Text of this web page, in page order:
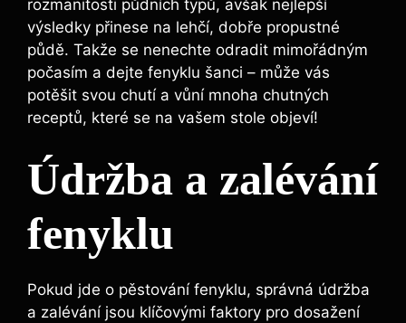
rozmanitosti půdních typů, avšak nejlepší
výsledky přinese na lehčí, dobře propustné
půdě. Takže se nenechte odradit mimořádným
počasím a dejte fenyklu šanci – může vás
potěšit svou chutí a vůní mnoha chutných
receptů, které se na vašem stole objeví!
Údržba a zalévání
fenyklu
Pokud jde o pěstování fenyklu, správná údržba
a zalévání jsou klíčovými faktory pro dosažení